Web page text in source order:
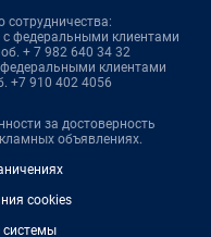
сотрудничества:
федеральными клиентами
+ 7 982 640 34 32
клиентами
+7 910 402 4056
за достоверность
объявлениях.
cookies
системы